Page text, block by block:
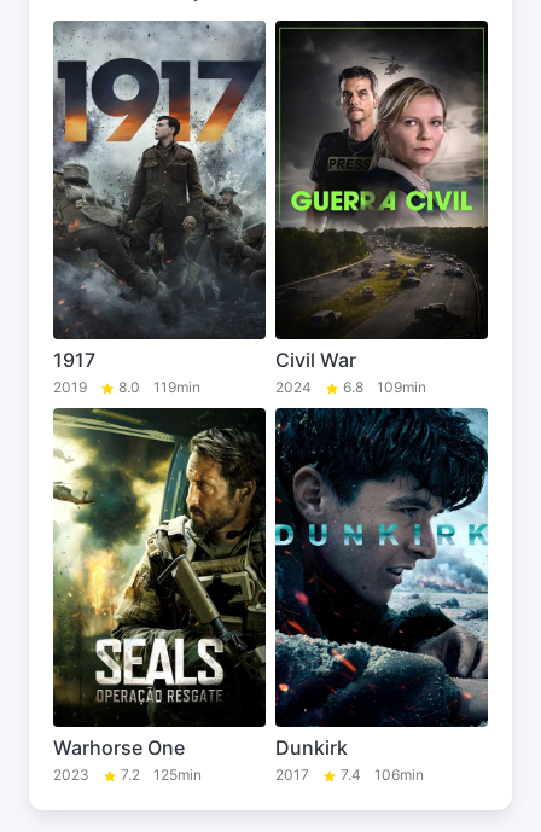
1917
2019 8.0 119min
Civil War
2024 6.8 109min
Warhorse One
2023 7.2 125min
Dunkirk
2017 7.4 106min